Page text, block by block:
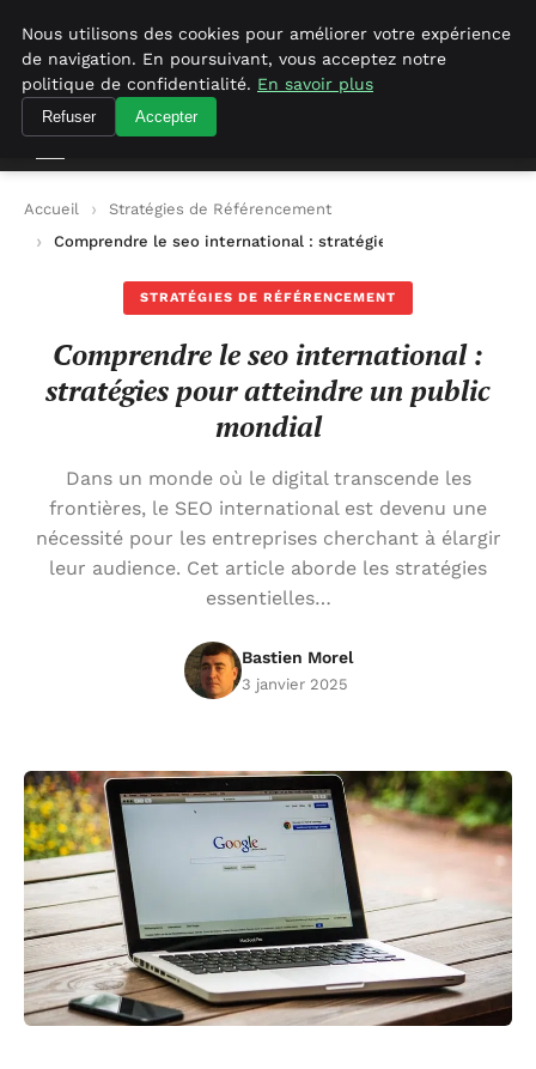
Agence-referencement-seo.com
Accueil
Stratégies de Référencement
Comprendre le seo international : stratégies pour atteindre
STRATÉGIES DE RÉFÉRENCEMENT
Comprendre le seo international :
stratégies pour atteindre un public
mondial
Dans un monde où le digital transcende les
frontières, le SEO international est devenu une
nécessité pour les entreprises cherchant à élargir
leur audience. Cet article aborde les stratégies
essentielles…
Bastien Morel
3 janvier 2025
Nous utilisons des cookies pour améliorer votre expérience
de navigation. En poursuivant, vous acceptez notre
politique de confidentialité. En savoir plus
Refuser Accepter